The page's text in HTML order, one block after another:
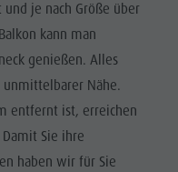
je nach Größe über
kann man
genießen. Alles
unmittelbarer Nähe.
entfernt ist, erreichen
Sie ihre
haben wir für Sie